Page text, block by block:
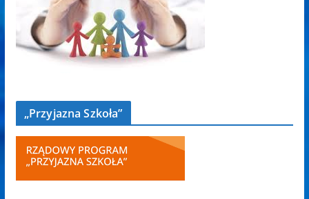
„Przyjazna Szkoła”